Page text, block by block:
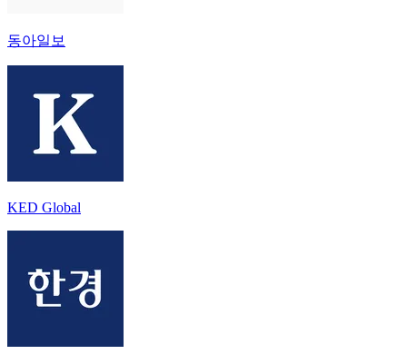
동아일보
KED Global